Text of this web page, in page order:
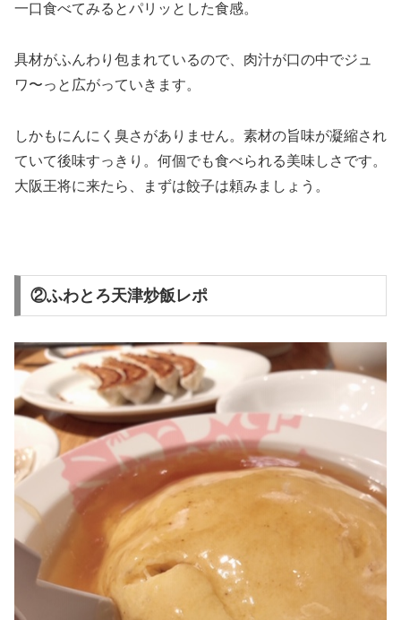
一口食べてみるとパリッとした食感。
具材がふんわり包まれているので、肉汁が口の中でジュ
ワ〜っと広がっていきます。
しかもにんにく臭さがありません。素材の旨味が凝縮され
ていて後味すっきり。何個でも食べられる美味しさです。
大阪王将に来たら、まずは餃子は頼みましょう。
②ふわとろ天津炒飯レポ